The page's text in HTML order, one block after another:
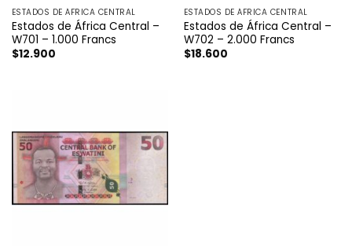
ESTADOS DE ÁFRICA CENTRAL
Estados de África Central –
W701 – 1.000 Francs
$12.900
ESTADOS DE ÁFRICA CENTRAL
Estados de África Central –
W702 – 2.000 Francs
$18.600